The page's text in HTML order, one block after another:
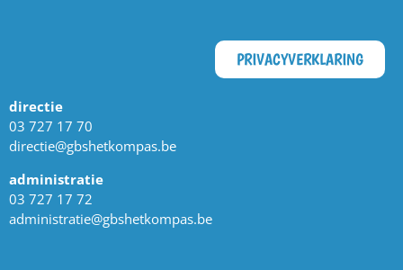
PRIVACYVERKLARING
directie
03 727 17 70
directie@gbshetkompas.be
administratie
03 727 17 72
administratie@gbshetkompas.be